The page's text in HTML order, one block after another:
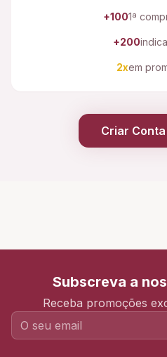
+1001ª
+200
2xem
Criar
Subscreva a
Receba promoções